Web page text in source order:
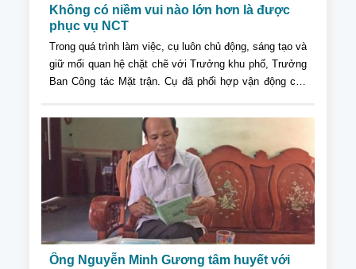
Không có niềm vui nào lớn hơn là được
phục vụ NCT
Trong quá trình làm việc, cụ luôn chủ động, sáng tạo và
giữ mối quan hệ chặt chẽ với Trưởng khu phố, Trưởng
Ban Công tác Mặt trận. Cụ đã phối hợp vận động con
đáng...
Ông Nguyễn Minh Gương tâm huyết với